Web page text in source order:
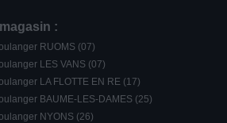
:
RUOMS (07)
LES VANS (07)
LA FLOTTE EN RE (17)
BAUME-LES-DAMES (25)
NYONS (26)